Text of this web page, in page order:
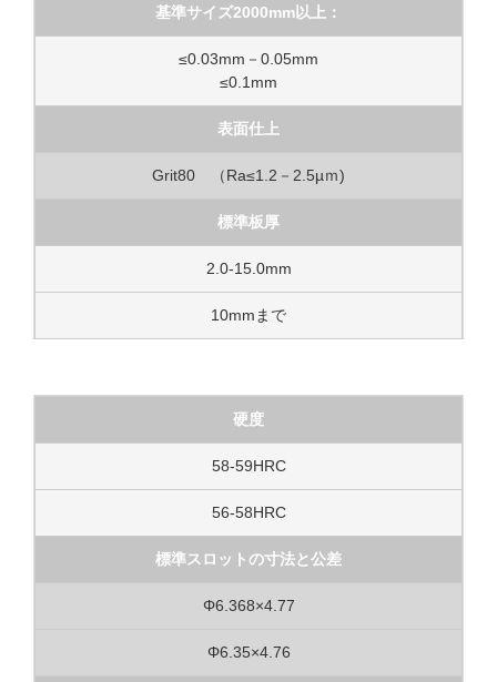
基準サイズ2000mm以上：
≤0.03mm－0.05mm
≤0.1mm
表面仕上
Grit80 （Ra≤1.2－2.5µｍ)
標準板厚
2.0-15.0mm
10mmまで
硬度
58-59HRC
56-58HRC
標準スロットの寸法と公差
Φ6.368×4.77
Φ6.35×4.76